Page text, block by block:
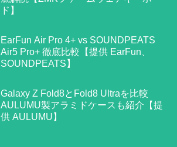
ド】
EarFun Air Pro 4+ vs SOUNDPEATS
Air5 Pro+ 徹底比較【提供 EarFun、
SOUNDPEATS】
Galaxy Z Fold8とFold8 Ultraを比較
AULUMU製アラミドケースも紹介【提
供 AULUMU】